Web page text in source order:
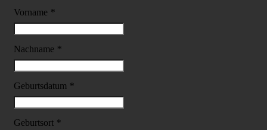
Vorname *
Nachname *
Geburtsdatum *
Geburtsort *